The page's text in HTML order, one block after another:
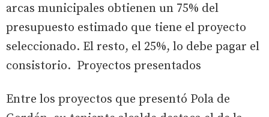
arcas municipales obtienen un 75% del
presupuesto estimado que tiene el proyecto
seleccionado. El resto, el 25%, lo debe pagar el
consistorio. Proyectos presentados
Entre los proyectos que presentó Pola de